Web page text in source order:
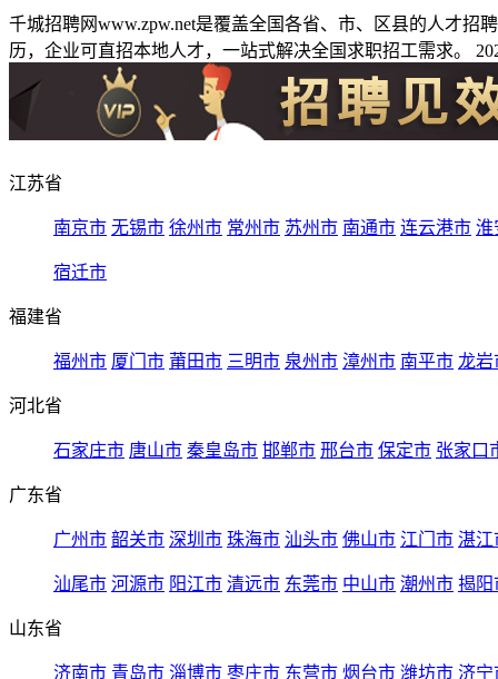
千城招聘网www.zpw.net是覆盖全国各省、市、区县的人才
历，企业可直招本地人才，一站式解决全国求职招工需求。
江苏省
南京市 无锡市 徐州市 常州市 苏州市 南通市 连云港市 淮
宿迁市
福建省
福州市 厦门市 莆田市 三明市 泉州市 漳州市 南平市 龙岩
河北省
石家庄市 唐山市 秦皇岛市 邯郸市 邢台市 保定市 张家口
广东省
广州市 韶关市 深圳市 珠海市 汕头市 佛山市 江门市 湛江
汕尾市 河源市 阳江市 清远市 东莞市 中山市 潮州市 揭阳
山东省
济南市 青岛市 淄博市 枣庄市 东营市 烟台市 潍坊市 济宁